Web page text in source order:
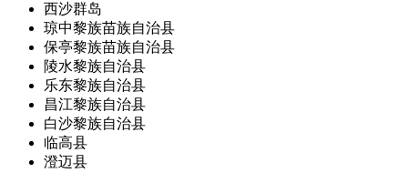
西沙群岛
琼中黎族苗族自治县
保亭黎族苗族自治县
陵水黎族自治县
乐东黎族自治县
昌江黎族自治县
白沙黎族自治县
临高县
澄迈县